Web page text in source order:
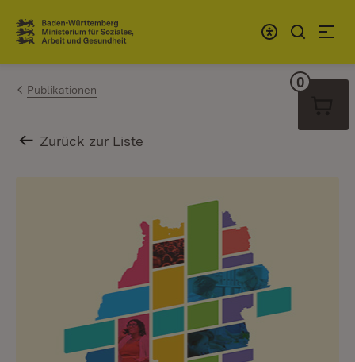
Zum Inhalt springen
Link zur Startseite
Publikationen
Zurück zur Liste
0